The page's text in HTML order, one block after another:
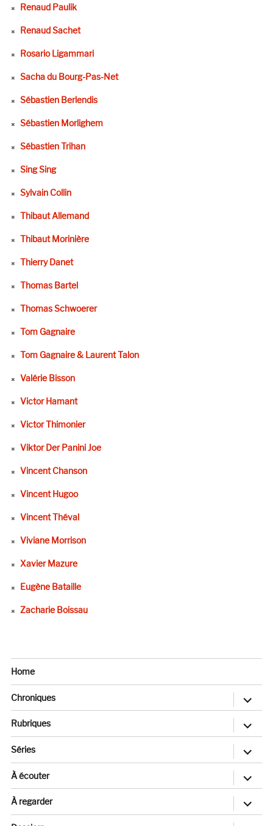
Renaud Paulik
Renaud Sachet
Rosario Ligammari
Sacha du Bourg-Pas-Net
Sébastien Berlendis
Sébastien Morlighem
Sébastien Trihan
Sing Sing
Sylvain Collin
Thibaut Allemand
Thibaut Morinière
Thierry Danet
Thomas Bartel
Thomas Schwoerer
Tom Gagnaire
Tom Gagnaire & Laurent Talon
Valérie Bisson
Victor Hamant
Victor Thimonier
Viktor Der Panini Joe
Vincent Chanson
Vincent Hugoo
Vincent Théval
Viviane Morrison
Xavier Mazure
Eugène Bataille
Zacharie Boissau
Home
Chroniques
ouvrir
sous-
menu
Rubriques
ouvrir
le
sous-
menu
Séries
ouvrir
sous-
menu
À écouter
ouvrir
sous-
menu
À regarder
ouvrir
sous-